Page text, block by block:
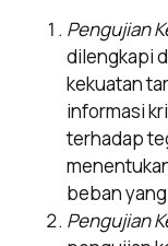
Pengujian
dilengkapi
kekuatan
informasi
terhadap
beban
Pengujian